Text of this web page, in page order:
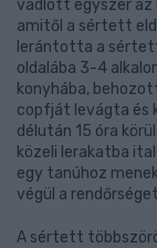
vádlott egyszer
amitől a sértett
lerántotta a
oldalába 3-4
konyhába,
copfját levágta és
délután 15 óra
közeli lerakatba
egy tanúhoz
végül a
A sértett